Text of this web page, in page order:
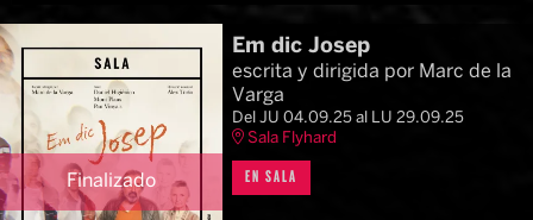
Finalizado
Em dic Josep
escrita y dirigida por Marc de la
Varga
Del JU 04.09.25al LU 29.09.25
Sala Flyhard
EN SALA